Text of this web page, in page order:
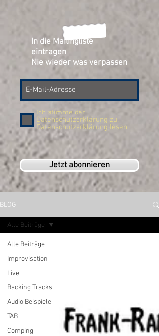
In die Mailingliste
eintragen
Nie wieder was verpassen
Ich stimme der
Datenschutzerklärung zu.
Datenschutzerklärung lesen
Jetzt abonnieren
BLOG
Alle Beiträge
Improvisation
Live
Backing Tracks
Audio Beispiele
TAB
Comping
Alle Beiträge